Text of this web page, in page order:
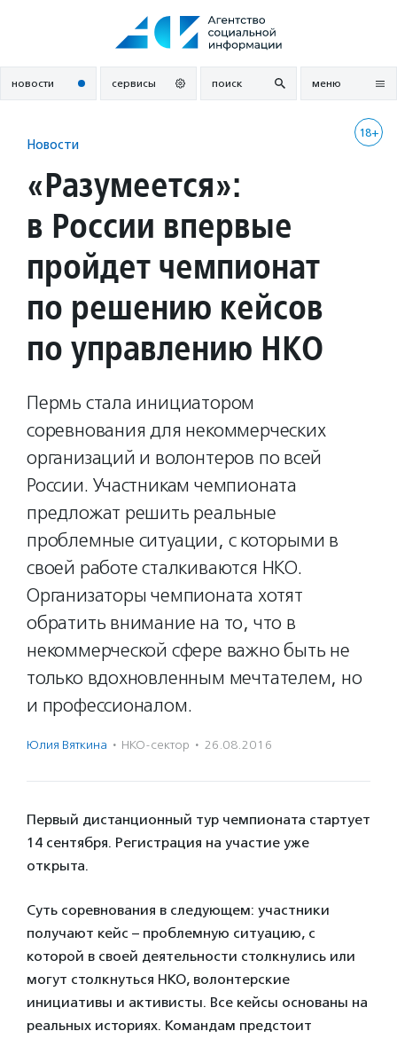
новости сервисы поиск меню
18+
Новости
«Разумеется»:
в России впервые
пройдет чемпионат
по решению кейсов
по управлению НКО
Пермь стала инициатором
соревнования для некоммерческих
организаций и волонтеров по всей
России. Участникам чемпионата
предложат решить реальные
проблемные ситуации, с которыми в
своей работе сталкиваются НКО.
Организаторы чемпионата хотят
обратить внимание на то, что в
некоммерческой сфере важно быть не
только вдохновленным мечтателем, но
и профессионалом.
Юлия Вяткина · НКО-сектор · 26.08.2016
Первый дистанционный тур чемпионата стартует
14 сентября. Регистрация на участие уже
открыта.
Суть соревнования в следующем: участники
получают кейс – проблемную ситуацию, с
которой в своей деятельности столкнулись или
могут столкнуться НКО, волонтерские
инициативы и активисты. Все кейсы основаны на
реальных историях. Командам предстоит